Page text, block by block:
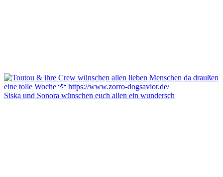
Siska und Sonora wünschen euch allen ein wundersch